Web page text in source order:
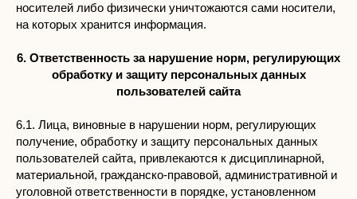
носителей либо физически уничтожаются сами носители,
на которых хранится информация.
6. Ответственность за нарушение норм, регулирующих
обработку и защиту персональных данных
пользователей сайта
6.1. Лица, виновные в нарушении норм, регулирующих
получение, обработку и защиту персональных данных
пользователей сайта, привлекаются к дисциплинарной,
материальной, гражданско-правовой, административной и
уголовной ответственности в порядке, установленном